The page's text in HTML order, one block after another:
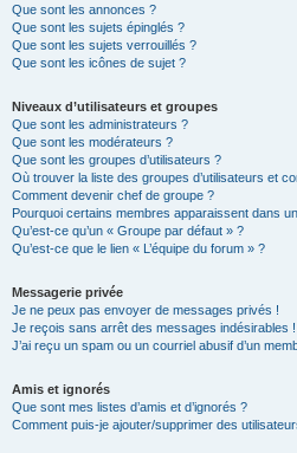
Que sont les annonces ?
Que sont les sujets épinglés ?
Que sont les sujets verrouillés ?
Que sont les icônes de sujet ?
Niveaux d’utilisateurs et groupes
Que sont les administrateurs ?
Que sont les modérateurs ?
Que sont les groupes d’utilisateurs ?
Où trouver la liste des groupes d’utilisateurs et
Comment devenir chef de groupe ?
Pourquoi certains membres apparaissent dans
Qu’est-ce qu’un « Groupe par défaut » ?
Qu’est-ce que le lien « L’équipe du forum » ?
Messagerie privée
Je ne peux pas envoyer de messages privés !
Je reçois sans arrêt des messages indésirables !
J’ai reçu un spam ou un courriel abusif d’un
Amis et ignorés
Que sont mes listes d’amis et d’ignorés ?
Comment puis-je ajouter/supprimer des